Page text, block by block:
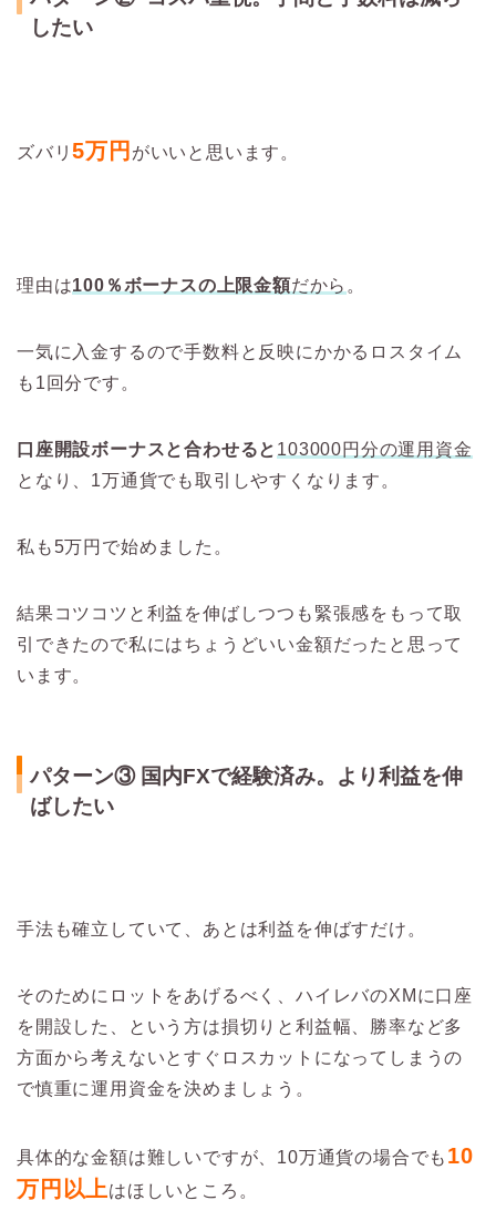
したい
ズバリ5万円 がいいと思います。
理由は100％ボーナスの上限金額だから 。
一気に入金するので手数料と反映にかかるロスタイム
も1回分です。
口座開設ボーナスと合わせると 103000円分の運用資金
となり、1万通貨でも取引しやすくなります。
私も5万円で始めました。
結果コツコツと利益を伸ばしつつも緊張感をもって取
引できたので私にはちょうどいい金額だったと思って
います。
パターン③ 国内FXで経験済み。より利益を伸
ばしたい
手法も確立していて、あとは利益を伸ばすだけ。
そのためにロットをあげるべく、ハイレバのXMに口座
を開設した、という方は損切りと利益幅、勝率など多
方面から考えないとすぐロスカットになってしまうの
で慎重に運用資金を決めましょう。
具体的な金額は難しいですが、10万通貨の場合でも 10
万円以上はほしいところ。